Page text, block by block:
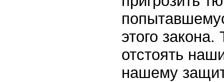
этого
отстоять
нашему